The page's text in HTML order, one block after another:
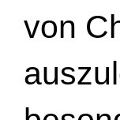
von